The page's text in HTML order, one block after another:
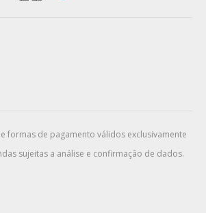
de pagamento válidos exclusivamente
sujeitas a análise e confirmação de dados.